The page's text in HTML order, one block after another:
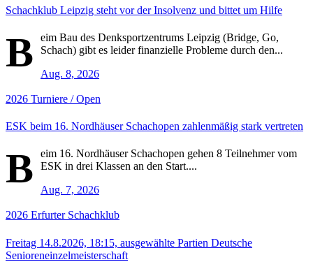
Schachklub Leipzig steht vor der Insolvenz und bittet um Hilfe
B
eim Bau des Denksportzentrums Leipzig (Bridge, Go,
Schach) gibt es leider finanzielle Probleme durch den...
Aug. 8, 2026
2026 Turniere / Open
ESK beim 16. Nordhäuser Schachopen zahlenmäßig stark vertreten
B
eim 16. Nordhäuser Schachopen gehen 8 Teilnehmer vom
ESK in drei Klassen an den Start....
Aug. 7, 2026
2026 Erfurter Schachklub
Freitag 14.8.2026, 18:15, ausgewählte Partien Deutsche
Senioreneinzelmeisterschaft